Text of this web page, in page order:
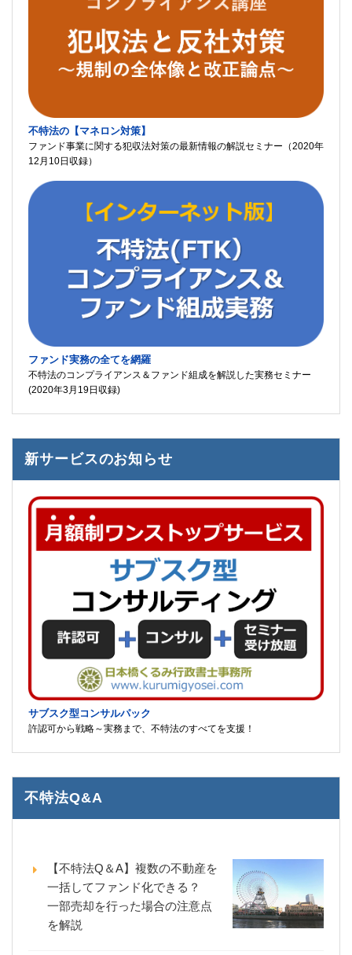
不特法の【マネロン対策】
ファンド事業に関する犯収法対策の最新情報の解説セミナー（2020年
12月10日収録）
ファンド実務の全てを網羅
不特法のコンプライアンス＆ファンド組成を解説した実務セミナー
(2020年3月19日収録)
新サービスのお知らせ
サブスク型コンサルパック
許認可から戦略～実務まで、不特法のすべてを支援！
不特法Q&A
【不特法Q＆A】複数の不動産を
一括してファンド化できる？
一部売却を行った場合の注意点
を解説